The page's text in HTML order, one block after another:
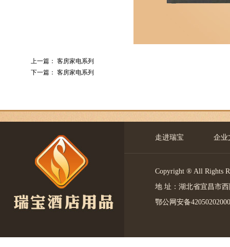
上一篇： 客房家电系列
下一篇： 客房家电系列
走进瑞宝 企业
Copyright ® All Rights
地 址：湖北省宜昌市西
鄂公网安备